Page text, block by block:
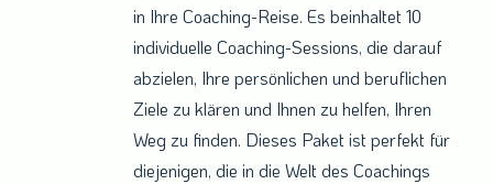
in Ihre Coaching-Reise. Es beinhaltet 10
individuelle Coaching-Sessions, die darauf
abzielen, Ihre persönlichen und beruflichen
Ziele zu klären und Ihnen zu helfen, Ihren
Weg zu finden. Dieses Paket ist perfekt für
diejenigen, die in die Welt des Coachings